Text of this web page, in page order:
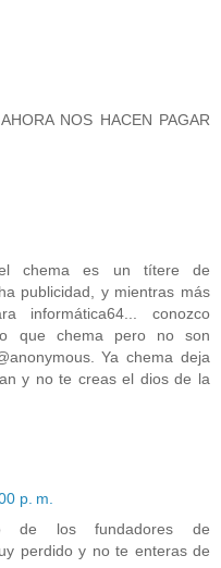
NOS HACEN PAGAR
chema es un títere de
publicidad, y mientras más
informática64... conozco
que chema pero no son
Ya chema deja
y no te creas el dios de la
p. m.
de los fundadores de
perdido y no te enteras de